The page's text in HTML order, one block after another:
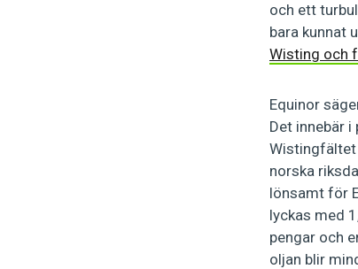
och ett
bara kunnat
Wisting och
Equinor
Det innebär
Wistingfältet
norska
lönsamt för
lyckas med
pengar och
oljan blir